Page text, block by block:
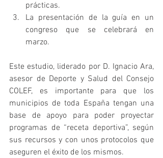
prácticas.
La presentación de la guía en un
congreso que se celebrará en
marzo.
Este estudio, liderado por D. Ignacio Ara,
asesor de Deporte y Salud del Consejo
COLEF, es importante para que los
municipios de toda España tengan una
base de apoyo para poder proyectar
programas de “receta deportiva”, según
sus recursos y con unos protocolos que
aseguren el éxito de los mismos.